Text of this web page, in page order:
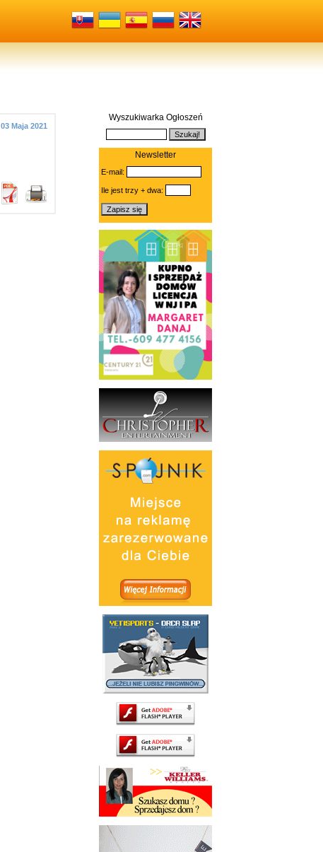
03 Maja 2021
Wyszukiwarka Ogłoszeń
Newsletter
E-mail:
Ile jest trzy + dwa: